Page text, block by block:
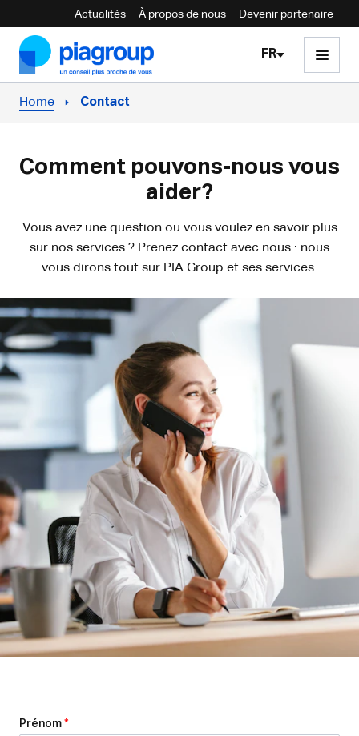
Actualités À propos de nous Devenir partenaire
Skip to content
FR
Home Contact
Comment pouvons-nous vous
aider?
Vous avez une question ou vous voulez en savoir plus
sur nos services ? Prenez contact avec nous : nous
vous dirons tout sur PIA Group et ses services.
Prénom *